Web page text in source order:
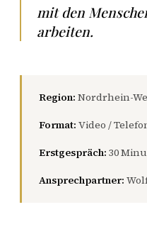
mit den
arbeiten.
Region: Nordrhein-
Format: Video /
Erstgespräch: 30
Ansprechpartner: